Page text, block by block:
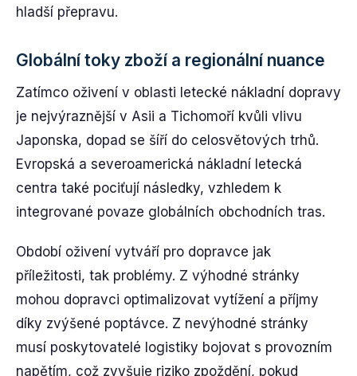
hladší přepravu.
Globální toky zboží a regionální nuance
Zatímco oživení v oblasti letecké nákladní dopravy
je nejvýraznější v Asii a Tichomoří kvůli vlivu
Japonska, dopad se šíří do celosvětových trhů.
Evropská a severoamerická nákladní letecká
centra také pociťují následky, vzhledem k
integrované povaze globálních obchodních tras.
Období oživení vytváří pro dopravce jak
příležitosti, tak problémy. Z výhodné stránky
mohou dopravci optimalizovat vytížení a příjmy
díky zvýšené poptávce. Z nevýhodné stránky
musí poskytovatelé logistiky bojovat s provozním
napětím, což zvyšuje riziko zpoždění, pokud